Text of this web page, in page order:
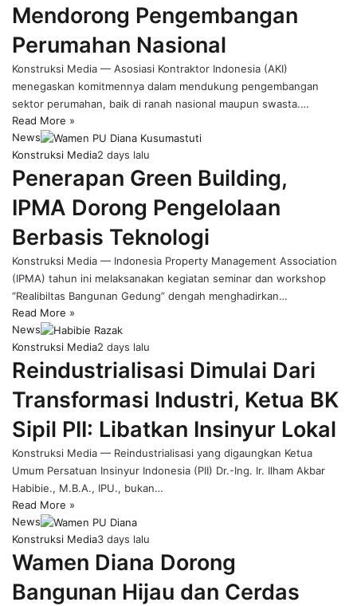
Mendorong Pengembangan
Perumahan Nasional
Konstruksi Media — Asosiasi Kontraktor Indonesia (AKI)
menegaskan komitmennya dalam mendukung pengembangan
sektor perumahan, baik di ranah nasional maupun swasta.…
Read More »
News
Konstruksi Media2 days lalu
Penerapan Green Building,
IPMA Dorong Pengelolaan
Berbasis Teknologi
Konstruksi Media — Indonesia Property Management Association
(IPMA) tahun ini melaksanakan kegiatan seminar dan workshop
“Realibiltas Bangunan Gedung” dengah menghadirkan…
Read More »
News
Konstruksi Media2 days lalu
Reindustrialisasi Dimulai Dari
Transformasi Industri, Ketua BK
Sipil PII: Libatkan Insinyur Lokal
Konstruksi Media — Reindustrialisasi yang digaungkan Ketua
Umum Persatuan Insinyur Indonesia (PII) Dr.-Ing. Ir. Ilham Akbar
Habibie., M.B.A., IPU., bukan…
Read More »
News
Konstruksi Media3 days lalu
Wamen Diana Dorong
Bangunan Hijau dan Cerdas